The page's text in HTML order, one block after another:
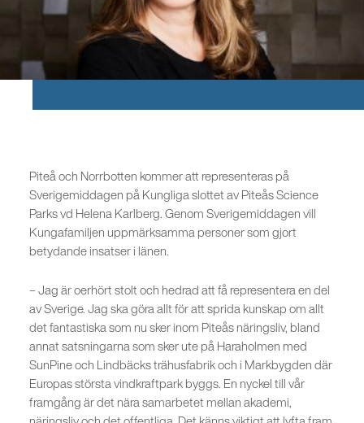
Piteå och Norrbotten kommer att representeras på
Sverigemiddagen på Kungliga slottet av Piteås Science
Parks vd Helena Karlberg. Genom Sverigemiddagen vill
Kungafamiljen uppmärksamma personer som gjort
betydande insatser i länen.
– Jag är oerhört stolt och hedrad att få representera en del
av Sverige. Jag ska göra allt för att sprida kunskap om allt
det fantastiska som nu sker inom Piteås näringsliv, bland
annat satsningarna som sker ute på Haraholmen med
SunPine och Lindbäcks trähusfabrik och i Markbygden där
Europas största vindkraftpark byggs. En nyckel till vår
framgång är det nära samarbetet mellan akademi,